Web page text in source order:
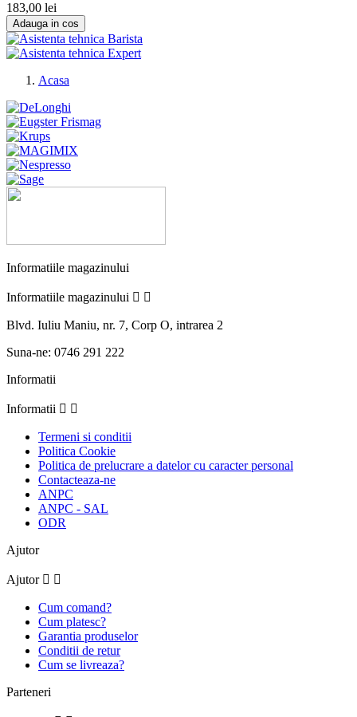
183,00 lei
Adauga in cos
Acasa
Informatiile magazinului
Informatiile magazinului  
Blvd. Iuliu Maniu, nr. 7, Corp O, intrarea 2
Suna-ne: 0746 291 222
Informatii
Informatii  
Termeni si conditii
Politica Cookie
Politica de prelucrare a datelor cu caracter personal
Contacteaza-ne
ANPC
ANPC - SAL
ODR
Ajutor
Ajutor  
Cum comand?
Cum platesc?
Garantia produselor
Conditii de retur
Cum se livreaza?
Parteneri